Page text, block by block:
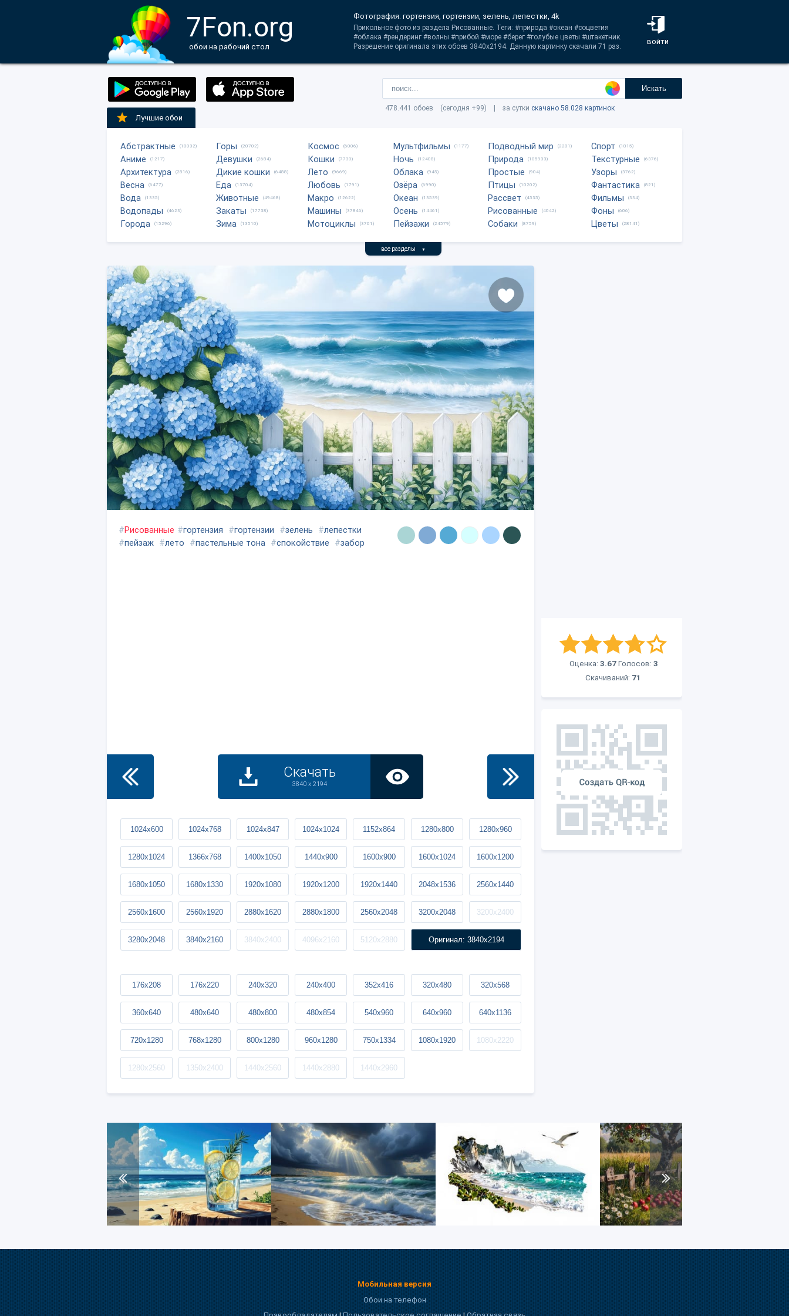
7Fon.org
обои на рабочий стол
войти
Фотография: гортензия, гортензии, зелень, лепестки, 4k
Прикольное фото из раздела Рисованные. Теги: #природа #океан #соцветия
#облака #рендеринг #волны #прибой #море #берег #голубые цветы #штакетник.
Разрешение оригинала этих обоев 3840x2194. Данную картинку скачали 71 раз.
Искать
478.441 обоев (сегодня +99) | за сутки скачано 58.028 картинок
Лучшие обои
Абстрактные (18032)
Аниме (1217)
Архитектура (2816)
Весна (6477)
Вода (1335)
Водопады (4623)
Города (15296)
Горы (20702)
Девушки (2684)
Дикие кошки (6488)
Еда (13704)
Животные (49468)
Закаты (17738)
Зима (13510)
Космос (6006)
Кошки (7730)
Лето (9669)
Любовь (1791)
Макро (12622)
Машины (37846)
Мотоциклы (3701)
Мультфильмы (1177)
Ночь (12408)
Облака (945)
Озёра (6990)
Океан (13539)
Осень (14461)
Пейзажи (24579)
Подводный мир (2281)
Природа (105933)
Простые (904)
Птицы (10202)
Рассвет (4535)
Рисованные (4042)
Собаки (8759)
Спорт (1815)
Текстурные (6376)
Узоры (3762)
Фантастика (821)
Фильмы (334)
Фоны (606)
Цветы (28141)
все разделы ▼
Оценка: 3.67 Голосов: 3
Скачиваний: 71
#Рисованные #гортензия #гортензии #зелень #лепестки
#пейзаж #лето #пастельные тона #спокойствие #забор
Скачать
3840 x 2194
1024x600 1024x768 1024x847 1024x1024 1152x864 1280x800 1280x960
1280x1024 1366x768 1400x1050 1440x900 1600x900 1600x1024 1600x1200
1680x1050 1680x1330 1920x1080 1920x1200 1920x1440 2048x1536 2560x1440
2560x1600 2560x1920 2880x1620 2880x1800 2560x2048 3200x2048 3200x2400
3280x2048 3840x2160 3840x2400 4096x2160 5120x2880 Оригинал: 3840x2194
176x208 176x220 240x320 240x400 352x416 320x480 320x568
360x640 480x640 480x800 480x854 540x960 640x960 640x1136
720x1280 768x1280 800x1280 960x1280 750x1334 1080x1920 1080x2220
1280x2560 1350x2400 1440x2560 1440x2880 1440x2960
Мобильная версия
Обои на телефон